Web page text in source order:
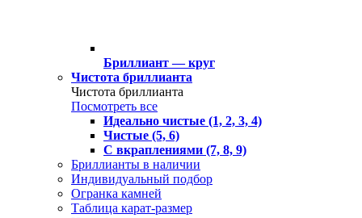
Бриллиант — круг
Чистота бриллианта
Чистота бриллианта
Посмотреть все
Идеально чистые (1, 2, 3, 4)
Чистые (5, 6)
С вкраплениями (7, 8, 9)
Бриллианты в наличии
Индивидуальный подбор
Огранка камней
Таблица карат-размер